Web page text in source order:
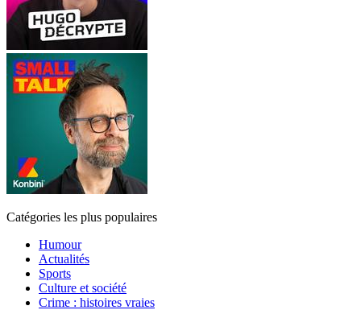
Catégories les plus populaires
Humour
Actualités
Sports
Culture et société
Crime : histoires vraies